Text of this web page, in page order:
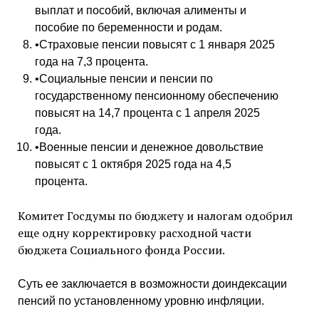
выплат и пособий, включая алименты и
пособие по беременности и родам.
•Страховые пенсии повысят с 1 января 2025
года на 7,3 процента.
•Социальные пенсии и пенсии по
государственному пенсионному обеспечению
повысят на 14,7 процента с 1 апреля 2025
года.
•Военные пенсии и денежное довольствие
повысят с 1 октября 2025 года на 4,5
процента.
Комитет Госдумы по бюджету и налогам одобрил
еще одну корректировку расходной части
бюджета Социального фонда России.
Суть ее заключается в возможности доиндексации
пенсий по установленному уровню инфляции.